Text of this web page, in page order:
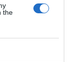
the